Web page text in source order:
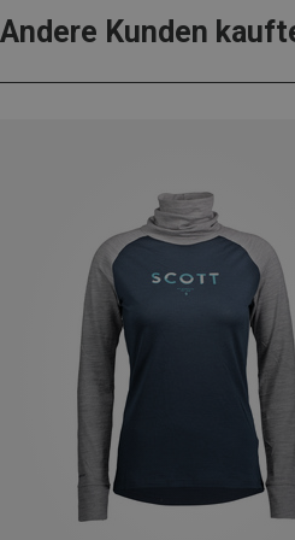
Andere Kunden